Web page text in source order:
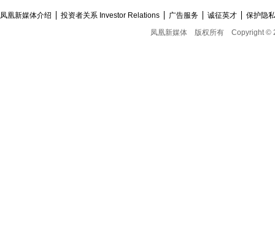
凤凰新媒体介绍 投资者关系 Investor Relations 广告服务 诚征英才
保护隐
凤凰新媒体
版权所有 Copyright ©